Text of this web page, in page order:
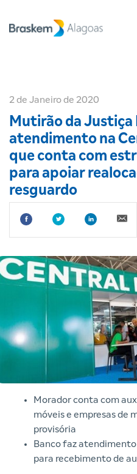
2 de Janeiro de 2020
Mutirão da
atendimento na
que conta com
para apoiar
resguardo
Morador conta com
móveis e empresas de
provisória
Banco faz
para recebimento de